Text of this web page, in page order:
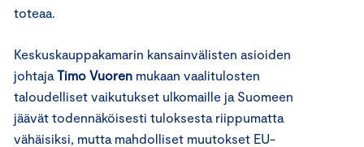
toteaa.
Keskuskauppakamarin kansainvälisten asioiden
johtaja Timo Vuoren mukaan vaalitulosten
taloudelliset vaikutukset ulkomaille ja Suomeen
jäävät todennäköisesti tuloksesta riippumatta
vähäisiksi, mutta mahdolliset muutokset EU-